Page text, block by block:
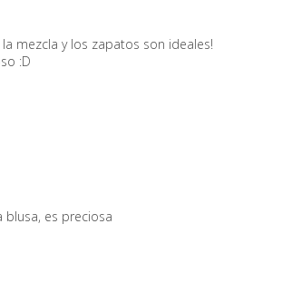
la mezcla y los zapatos son ideales!
:D
blusa, es preciosa